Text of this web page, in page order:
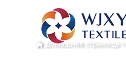
Домашняя страница>